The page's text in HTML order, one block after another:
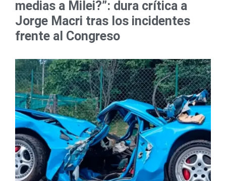
medias a Milei?”: dura crítica a
Jorge Macri tras los incidentes
frente al Congreso